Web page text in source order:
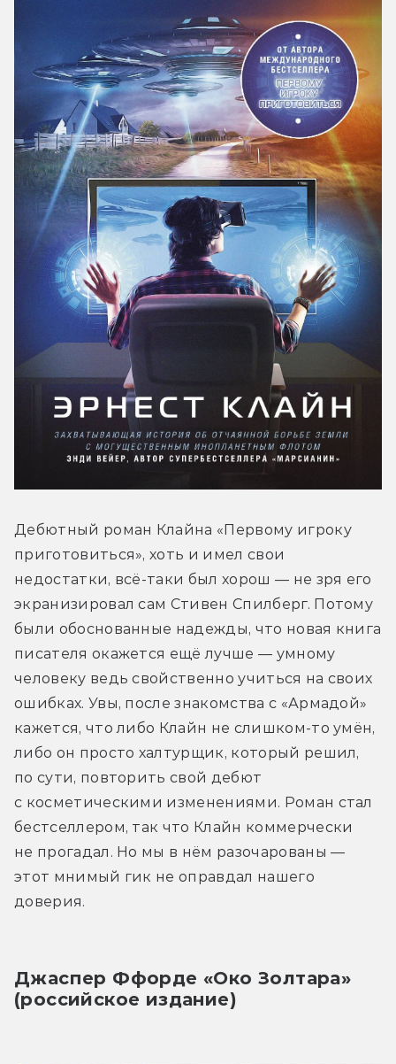
Дебютный роман Клайна «Первому игроку
приготовиться», хоть и имел свои
недостатки, всё-таки был хорош — не зря его
экранизировал сам Стивен Спилберг. Потому
были обоснованные надежды, что новая книга
писателя окажется ещё лучше — умному
человеку ведь свойственно учиться на своих
ошибках. Увы, после знакомства с «Армадой»
кажется, что либо Клайн не слишком-то умён,
либо он просто халтурщик, который решил,
по сути, повторить свой дебют
с косметическими изменениями. Роман стал
бестселлером, так что Клайн коммерчески
не прогадал. Но мы в нём разочарованы —
этот мнимый гик не оправдал нашего
доверия.
Джаспер Ффорде «Око Золтара»
(российское издание)